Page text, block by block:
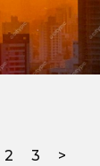
2 3 >